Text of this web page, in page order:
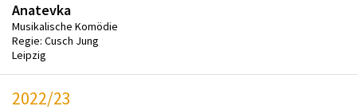
Anatevka
Musikalische Komödie
Regie: Cusch Jung
Leipzig
2022/23